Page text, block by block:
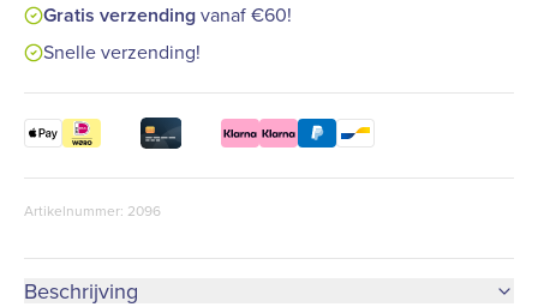
Gratis verzendingvanaf €60!
Snelle verzending!
Artikelnummer: 2096
Beschrijving